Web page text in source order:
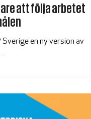
att följa arbetet
Sverige en ny version av